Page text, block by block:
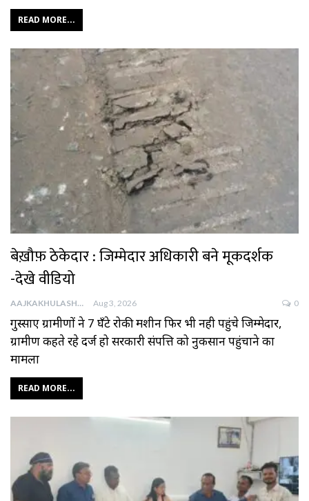
READ MORE...
बेख़ौफ़ ठेकेदार : जिम्मेदार अधिकारी बने मूकदर्शक
-देखे वीडियो
AAJKAKHULASHA Aug 3, 2026 0
गुस्साए ग्रामीणों ने 7 घँटे रोकी मशीन फिर भी नही पहुंचे जिम्मेदार,
ग्रामीण कहते रहे दर्ज हो सरकारी संपत्ति को नुकसान पहुंचाने का
मामला
READ MORE...